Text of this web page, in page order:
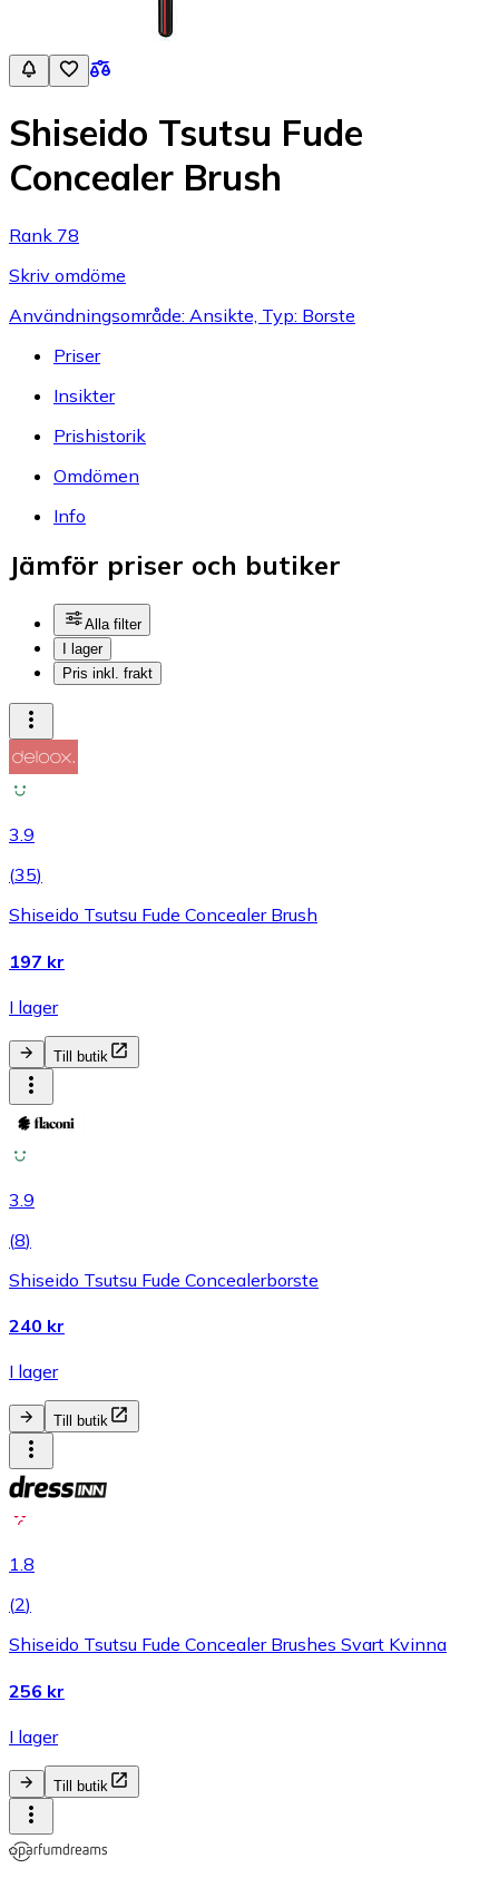
Shiseido Tsutsu Fude
Concealer Brush
Rank 78
Skriv omdöme
Användningsområde: Ansikte, Typ: Borste
Priser
Insikter
Prishistorik
Omdömen
Info
Jämför priser och butiker
Alla filter
I lager
Pris inkl. frakt
3.9
(35)
Shiseido Tsutsu Fude Concealer Brush
197 kr
I lager
Till butik
3.9
(8)
Shiseido Tsutsu Fude Concealerborste
240 kr
I lager
Till butik
1.8
(2)
Shiseido Tsutsu Fude Concealer Brushes Svart Kvinna
256 kr
I lager
Till butik